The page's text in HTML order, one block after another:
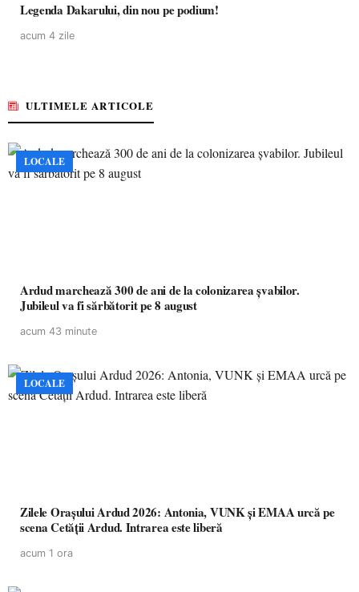
Legenda Dakarului, din nou pe podium!
acum 4 zile
ULTIMELE ARTICOLE
LOCALE
Ardud marchează 300 de ani de la colonizarea șvabilor.
Jubileul va fi sărbătorit pe 8 august
acum 43 minute
LOCALE
Zilele Orașului Ardud 2026: Antonia, VUNK și EMAA urcă pe
scena Cetății Ardud. Intrarea este liberă
acum 1 ora